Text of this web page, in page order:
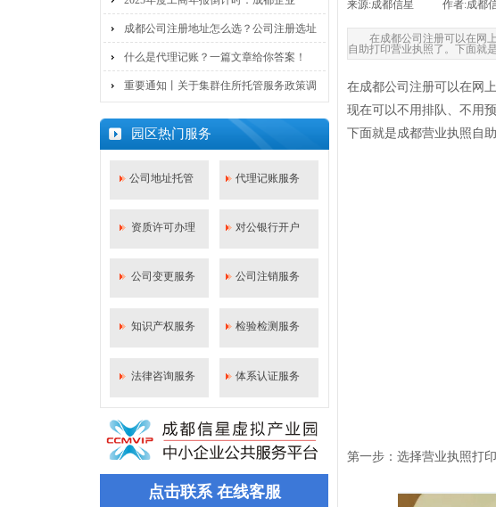
成都公司注册地址怎么选？公司注册选址
什么是代理记账？一篇文章给你答案！
重要通知丨关于集群住所托管服务政策调
成都新公司如何办理社保开户？
公司注册后必须马上记账报税吗？
来源:成都信星 作者:成都
在成都公司注册可以在网
自助打印营业执照了。下面就
在成都公司注册可以在网
现在可以不用排队、不用
下面就是成都营业执照自
第一步：选择营业执照打印
园区热门服务
代理记账服务
公司地址托管
对公银行开户
资质许可办理
公司变更服务 公司注销服务
检验检测服务
知识产权服务
体系认证服务
法律咨询服务
点击联系 在线客服